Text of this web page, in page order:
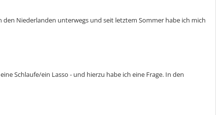
Niederlanden unterwegs und seit letztem Sommer habe ich mich
Schlaufe/ein Lasso - und hierzu habe ich eine Frage. In den